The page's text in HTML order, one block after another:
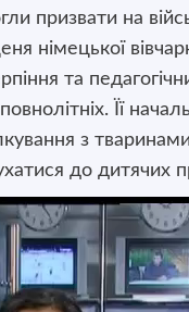
призвати на
німецької
та
Її
з
до дитячих